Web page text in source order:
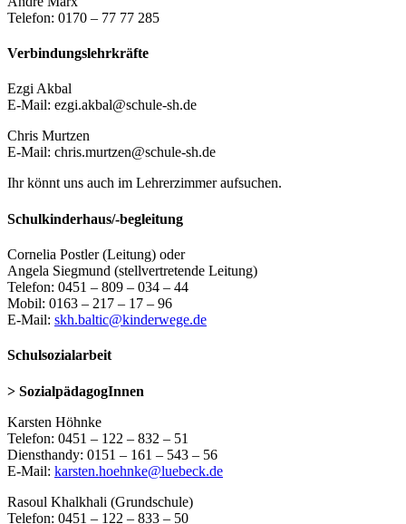
Telefon: 0170 – 77 77 285
Verbindungslehrkräfte
Ezgi Akbal
E-Mail: ezgi.akbal@schule-sh.de
Chris Murtzen
E-Mail: chris.murtzen@schule-sh.de
Ihr könnt uns auch im Lehrerzimmer aufsuchen.
Schulkinderhaus/-begleitung
Cornelia Postler (Leitung) oder
Angela Siegmund (stellvertretende Leitung)
Telefon: 0451 – 809 – 034 – 44
Mobil: 0163 – 217 – 17 – 96
E-Mail: skh.baltic@kinderwege.de
Schulsozialarbeit
> SozialpädagogInnen
Karsten Höhnke
Telefon: 0451 – 122 – 832 – 51
Diensthandy: 0151 – 161 – 543 – 56
E-Mail: karsten.hoehnke@luebeck.de
Rasoul Khalkhali (Grundschule)
Telefon: 0451 – 122 – 833 – 50